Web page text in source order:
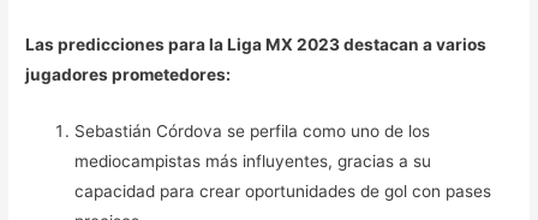
Las predicciones para la Liga MX 2023 destacan a varios
jugadores prometedores:
Sebastián Córdova se perfila como uno de los
mediocampistas más influyentes, gracias a su
capacidad para crear oportunidades de gol con pases